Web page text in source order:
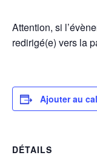
Attention, si
redirigé(e) vers la
Ajouter au
DÉTAILS